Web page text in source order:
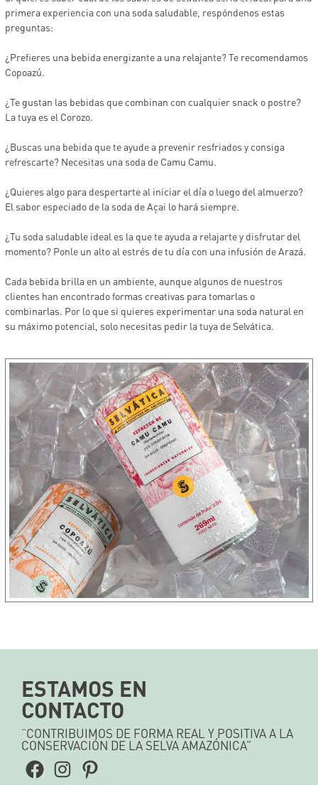
primera experiencia con una soda saludable, respóndenos estas
preguntas:
¿Prefieres una bebida energizante a una relajante? Te recomendamos
Copoazú.
¿Te gustan las bebidas que combinan con cualquier snack o postre?
La tuya es el Corozo.
¿Buscas una bebida que te ayude a prevenir resfriados y consiga
refrescarte? Necesitas una soda de Camu Camu.
¿Quieres algo para despertarte al iniciar el día o luego del almuerzo?
El sabor especiado de la soda de Açai lo hará siempre.
¿Tu soda saludable ideal es la que te ayuda a relajarte y disfrutar del
momento? Ponle un alto al estrés de tu día con una infusión de Arazá.
Cada bebida brilla en un ambiente, aunque algunos de nuestros
clientes han encontrado formas creativas para tomarlas o
combinarlas. Por lo que si quieres experimentar una soda natural en
su máximo potencial, solo necesitas pedir la tuya de Selvática.
ESTAMOS EN
CONTACTO
“CONTRIBUIMOS DE FORMA REAL Y POSITIVA A LA
CONSERVACIÓN DE LA SELVA AMAZÓNICA”
Facebook
Instagram
Pinterest